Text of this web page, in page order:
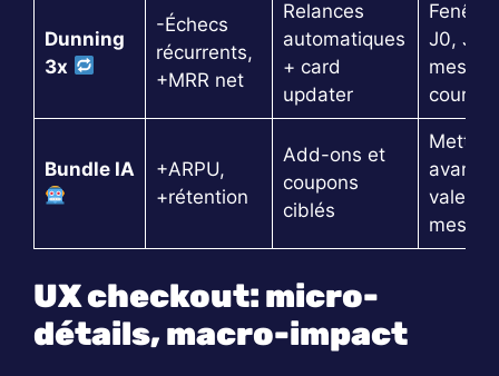
Dunning
3x
-Échecs
récurrents,
+MRR net
Relances
automatiques
+ card
updater
J0, J3,
courts
Bundle IA
+ARPU,
+rétention
Add-ons et
coupons
ciblés
Mettre
avant
valeur
UX checkout: micro-
détails, macro-impact